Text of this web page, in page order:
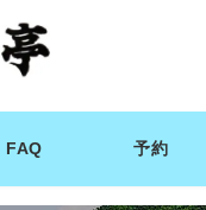
FAQ 予約